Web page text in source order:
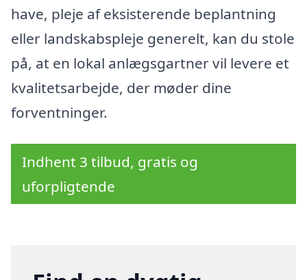
have, pleje af eksisterende beplantning
eller landskabspleje generelt, kan du stole
på, at en lokal anlægsgartner vil levere et
kvalitetsarbejde, der møder dine
forventninger.
Indhent 3 tilbud, gratis og
uforpligtende